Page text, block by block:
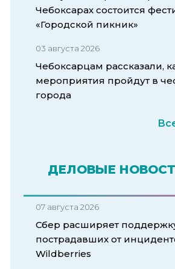
Чебоксарах состоится
«Городской пикник»
03 августа 2026
Чебоксарцам рассказали,
мероприятия пройдут в
города
ДЕЛОВЫЕ
07 августа 2026
Сбер расширяет
пострадавших от
Wildberries